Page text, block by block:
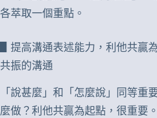
各萃取一個重點。
▋提高溝通表述能力，利他共贏
共振的溝通
「說甚麼」和「怎麼說」同等重
麼做？利他共贏為起點，很重要。